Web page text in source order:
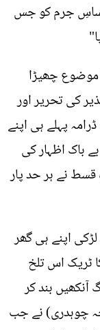
جرم کو جس
موضوع چھیڑا
کی تحریر اور
پہلے ہی اپنے
باک اظہار کی
قسط نے ہر حد پار
اپنے ہی گھر
ٹریک اس تلخ
بند کر
چوہدری) نے جب